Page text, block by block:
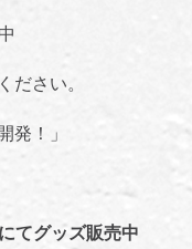
ださい。
発！ 」
てグッズ販売中